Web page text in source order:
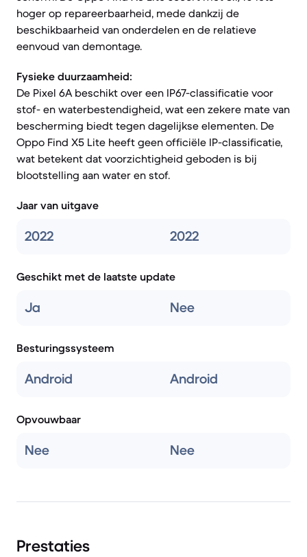
hoger op repareerbaarheid, mede dankzij de
beschikbaarheid van onderdelen en de relatieve
eenvoud van demontage.
Fysieke duurzaamheid:
De Pixel 6A beschikt over een IP67-classificatie voor
stof- en waterbestendigheid, wat een zekere mate van
bescherming biedt tegen dagelijkse elementen. De
Oppo Find X5 Lite heeft geen officiële IP-classificatie,
wat betekent dat voorzichtigheid geboden is bij
blootstelling aan water en stof.
Jaar van uitgave
2022 2022
Geschikt met de laatste update
Ja Nee
Besturingssysteem
Android Android
Opvouwbaar
Nee Nee
Prestaties